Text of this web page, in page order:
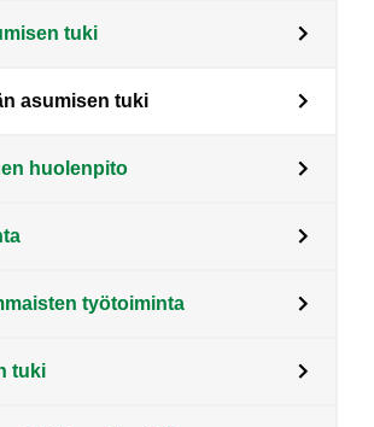
tuki
asumisen tuki
huolenpito
työtoiminta
tuki